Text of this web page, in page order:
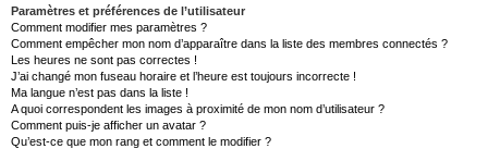
Paramètres et préférences de l’utilisateur
Comment modifier mes paramètres ?
Comment empêcher mon nom d’apparaître dans la liste des membres connectés ?
Les heures ne sont pas correctes !
J’ai changé mon fuseau horaire et l’heure est toujours incorrecte !
Ma langue n’est pas dans la liste !
A quoi correspondent les images à proximité de mon nom d’utilisateur ?
Comment puis-je afficher un avatar ?
Qu’est-ce que mon rang et comment le modifier ?